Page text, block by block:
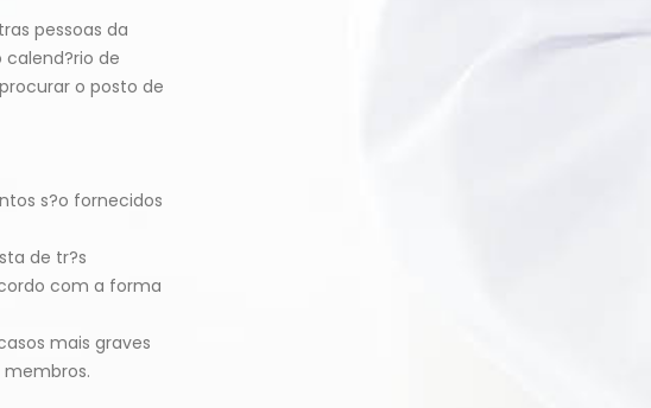
pessoas da
calend?rio de
o posto de
s?o fornecidos
de tr?s
com a forma
mais graves